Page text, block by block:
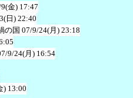
金) 17:47
日) 22:40
の国 07/9/24(月) 23:18
9/24(月) 16:54
) 13:00